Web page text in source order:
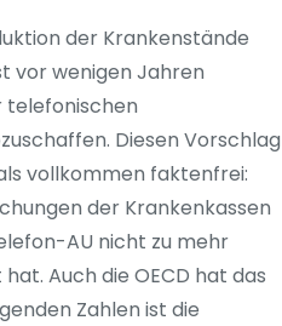
der Krankenstände
vor wenigen Jahren
telefonischen
Diesen Vorschlag
vollkommen faktenfrei:
der Krankenkassen
AU nicht zu mehr
Auch die OECD hat das
Zahlen ist die